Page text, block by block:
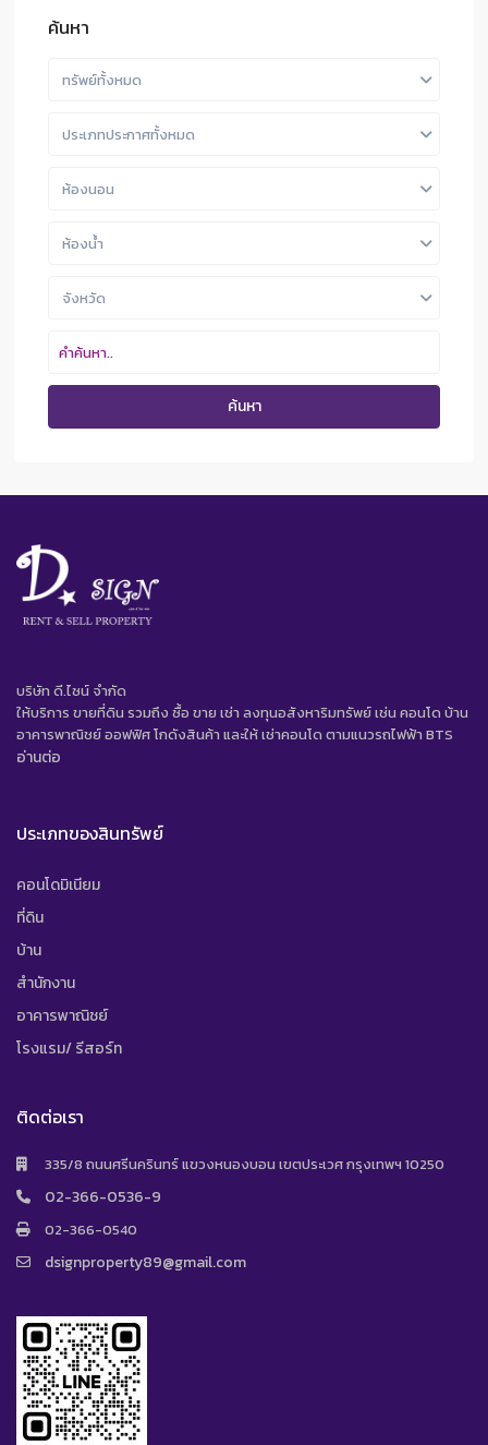
ค้นหา
ทรัพย์ทั้งหมด
ประเภทประกาศทั้งหมด
ห้องนอน
ห้องน้ำ
จังหวัด
ค้นหา
บริษัท ดี.ไซน์ จํากัด
ให้บริการ ขายที่ดิน รวมถึง ซื้อ ขาย เช่า ลงทุนอสังหาริมทรัพย์ เช่น คอนโด บ้าน
อาคารพาณิชย์ ออฟฟิศ โกดังสินค้า และให้ เช่าคอนโด ตามแนวรถไฟฟ้า BTS
อ่านต่อ
ประเภทของสินทรัพย์
คอนโดมิเนียม
ที่ดิน
บ้าน
สำนักงาน
อาคารพาณิชย์
โรงแรม/ รีสอร์ท
ติดต่อเรา
335/8 ถนนศรีนครินทร์ แขวงหนองบอน เขตประเวศ กรุงเทพฯ 10250
02-366-0536-9
02-366-0540
dsignproperty89@gmail.com